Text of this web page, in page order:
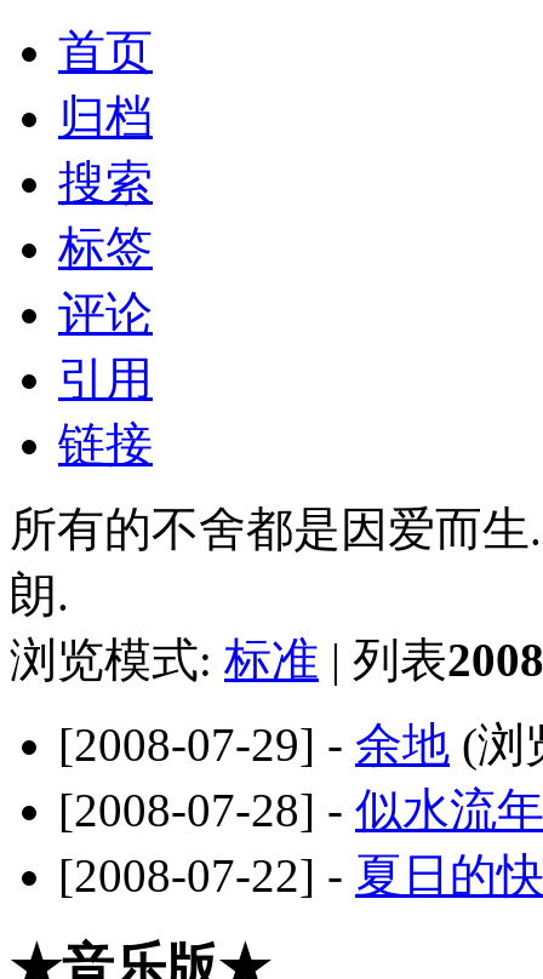
首页
归档
搜索
标签
评论
引用
链接
所有的不舍都是因爱而
朗.
浏览模式: 标准 | 列表
[2008-07-29] - 余地 (浏
[2008-07-28] - 似水流年
[2008-07-22] - 夏日的
★音乐版★